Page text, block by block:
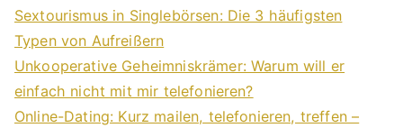
Sextourismus in Singlebörsen: Die 3 häufigsten
Typen von Aufreißern
Unkooperative Geheimniskrämer: Warum will er
einfach nicht mit mir telefonieren?
Online-Dating: Kurz mailen, telefonieren, treffen –